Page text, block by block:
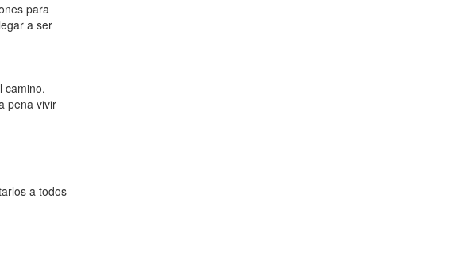
para
a ser
camino.
pena vivir
a todos